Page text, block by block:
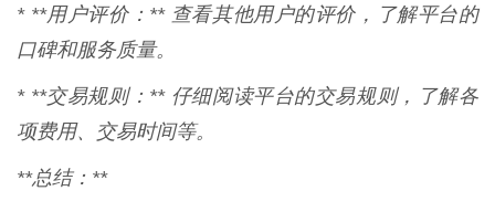
* **用户评价：** 查看其他用户的评价，了解平台的
口碑和服务质量。
* **交易规则：** 仔细阅读平台的交易规则，了解各
项费用、交易时间等。
**总结：**